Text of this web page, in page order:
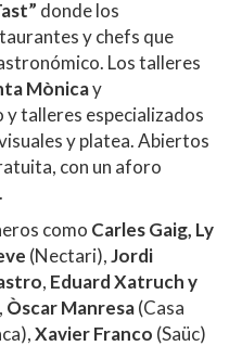
donde los
y chefs que
Los talleres
Mònicay
talleres especializados
y platea. Abiertos
con un aforo
como Carles Gaig, Ly
(Nectari),Jordi
, Eduard Xatruch y
Òscar Manresa(Casa
Xavier Franco (Saüc)